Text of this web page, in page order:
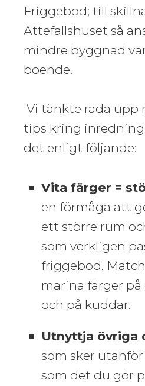
Friggebod; till
Attefallshuset så
mindre byggnad
boende.
Vi tänkte rada upp
tips kring
det enligt följande:
Vita färger =
en förmåga att
ett större rum
som verkligen
friggebod.
marina färger
och på kuddar.
Utnyttja övriga
som sker
som det du gör